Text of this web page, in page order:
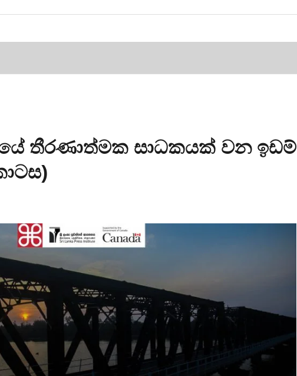
තීරණාත්මක සාධකයක් වන ඉඩම්